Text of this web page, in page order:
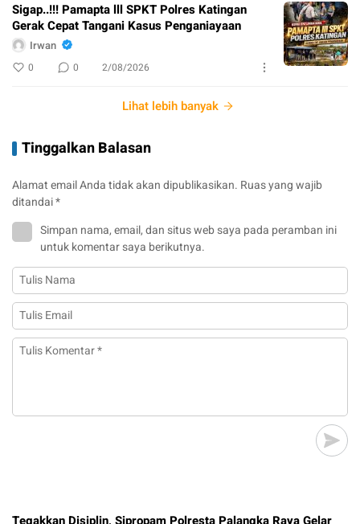
Sigap..!!! Pamapta lll SPKT Polres Katingan
Gerak Cepat Tangani Kasus Penganiayaan
Irwan
0 0 2/08/2026
Lihat lebih banyak
Tinggalkan Balasan
Alamat email Anda tidak akan dipublikasikan. Ruas yang wajib
ditandai*
Simpan nama, email, dan situs web saya pada peramban ini
untuk komentar saya berikutnya.